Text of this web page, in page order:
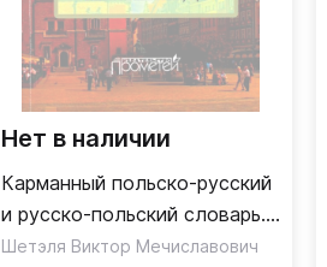
Нет в наличии
Карманный польско-русский
и русско-польский словарь.
Около 10 000 слов в каждом
Шетэля Виктор Мечиславович